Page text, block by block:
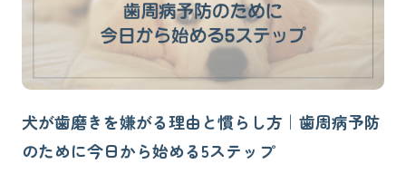
犬が歯磨きを嫌がる理由と慣らし方｜歯周病予防
のために今日から始める5ステップ